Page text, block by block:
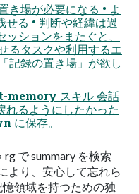
き場が必要になる • よ
せる • 判断や経緯は過
ションをまたぐと、
るタスクや利用するエ
記録の置き場」が欲し
memory スキル 会話
れるようにしたかった
に保存。
で summary を検索
より、安心して忘れら
憶領域を持つための独